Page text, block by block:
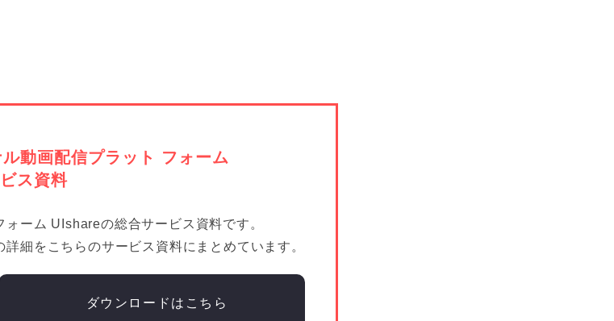
動画配信プラット フォーム
ス資料
ォーム UIshareの総合サービス資料です。
細をこちらのサービス資料にまとめています。
ダウンロードはこちら